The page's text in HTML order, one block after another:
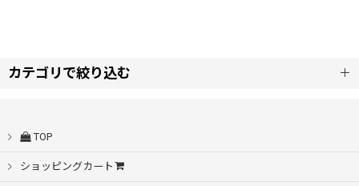
並び順 :
カテゴリで絞り込む
TOP
ショッピングカート